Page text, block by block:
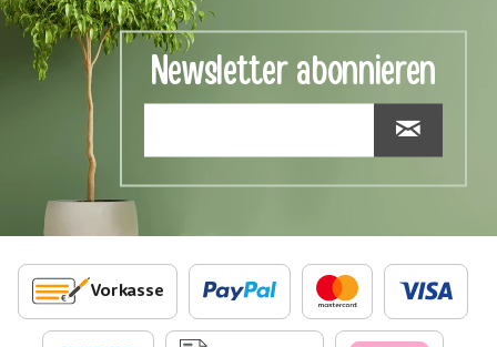
Newsletter abonnieren
Vorkasse